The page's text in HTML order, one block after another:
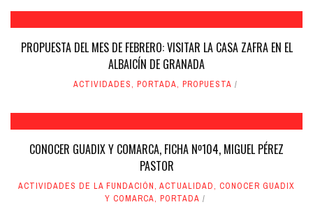
PROPUESTA DEL MES DE FEBRERO: VISITAR LA CASA ZAFRA EN EL
ALBAICÍN DE GRANADA
ACTIVIDADES, PORTADA, PROPUESTA
CONOCER GUADIX Y COMARCA, FICHA Nº104, MIGUEL PÉREZ
PASTOR
ACTIVIDADES DE LA FUNDACIÓN, ACTUALIDAD, CONOCER GUADIX
Y COMARCA, PORTADA